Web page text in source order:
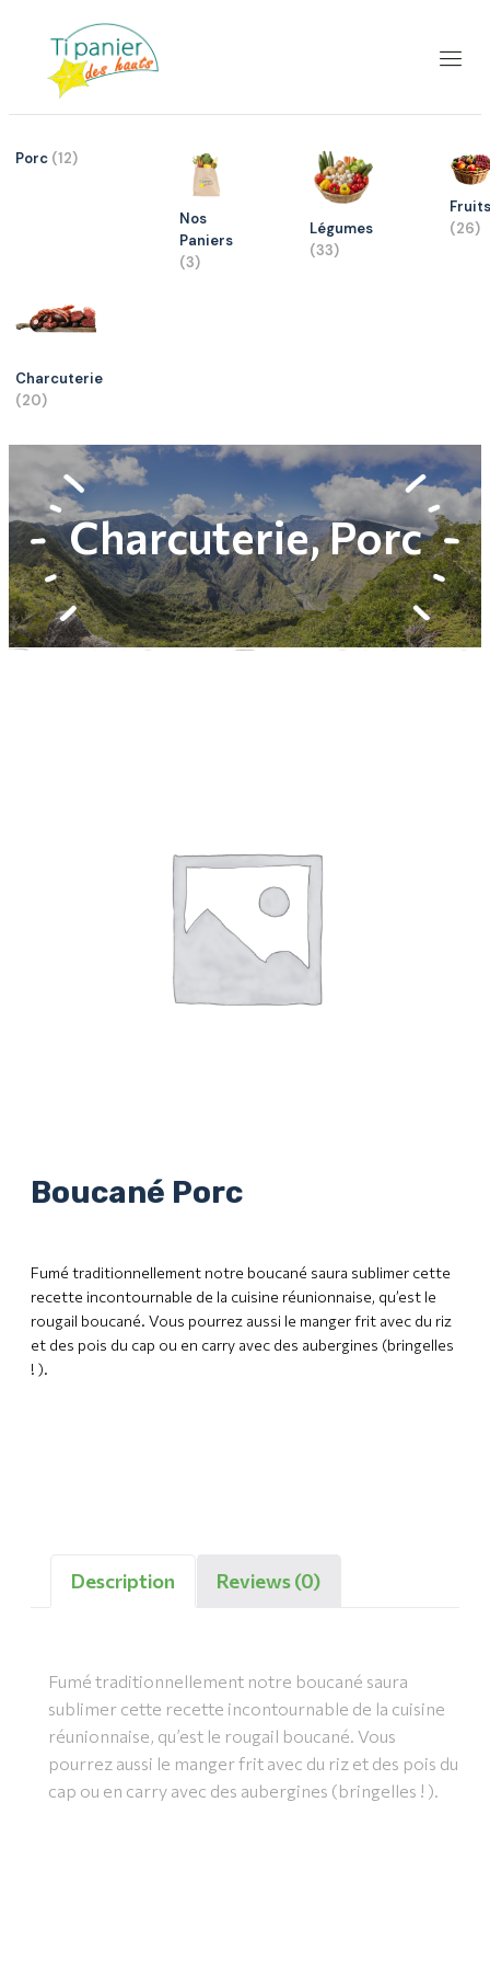
Porc (12)
Nos
Paniers
(3)
Légumes
(33)
Fruits
(26)
Charcuterie
(20)
Charcuterie,Porc
Boucané Porc
Fumé traditionnellement notre boucané saura sublimer cette
recette incontournable de la cuisine réunionnaise, qu’est le
rougail boucané. Vous pourrez aussi le manger frit avec du riz
et des pois du cap ou en carry avec des aubergines (bringelles
! ).
Description Reviews (0)
Fumé traditionnellement notre boucané saura
sublimer cette recette incontournable de la cuisine
réunionnaise, qu’est le rougail boucané. Vous
pourrez aussi le manger frit avec du riz et des pois du
cap ou en carry avec des aubergines (bringelles ! ).